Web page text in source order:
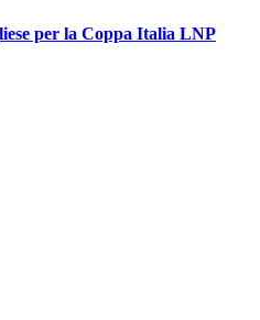
per la Coppa Italia LNP